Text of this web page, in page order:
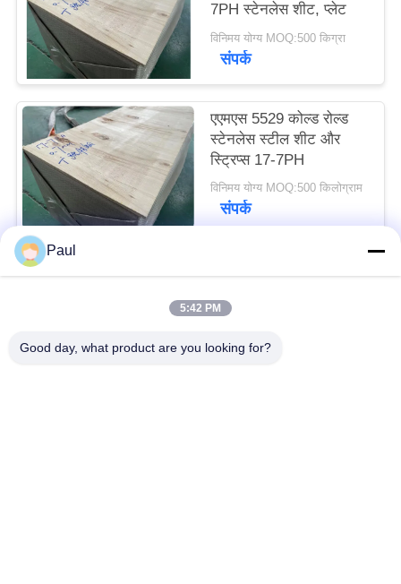
7PH स्टेनलेस शीट, प्लेट
विनिमय योग्य MOQ:500 किग्रा
संपर्क
एएमएस 5529 कोल्ड रोल्ड
स्टेनलेस स्टील शीट और
स्ट्रिप्स 17-7PH
विनिमय योग्य MOQ:500 किलोग्राम
संपर्क
लोकप्रिय श्रेणियां
मार्टेंसिटिक स्टेनलेस स्टील
वर्षा स्टेनलेस स्टील
Paul
5:42 PM
Good day, what product are you looking for?